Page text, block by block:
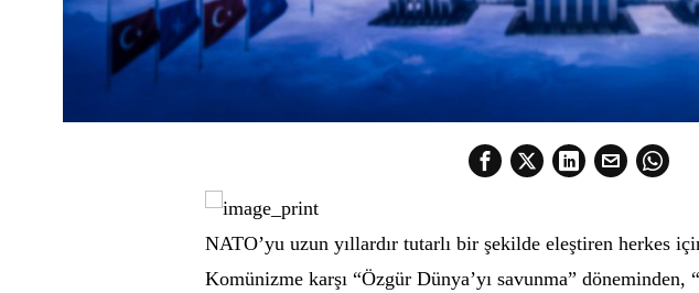
NATO’yu uzun yıllardır tutarlı bir şekilde eleştiren herkes
Komünizme karşı “Özgür Dünya’yı savunma” döneminden,